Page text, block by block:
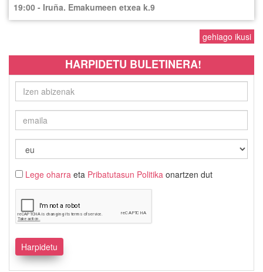
19:00 - Iruña. Emakumeen etxea k.9
gehiago ikusi
HARPIDETU BULETINERA!
Lege oharra eta Pribatutasun Politika onartzen dut